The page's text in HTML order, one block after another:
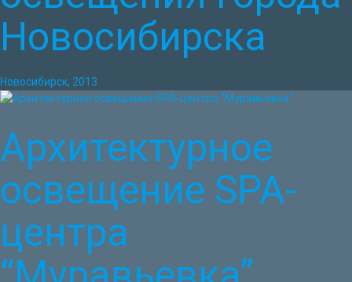
Новосибирска
Новосибирск, 2013
Архитектурное
освещение SPA-
центра